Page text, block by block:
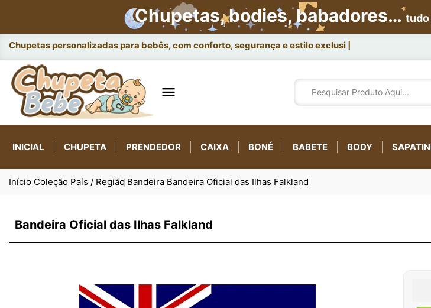
Chupetas, bodies, babadores…tudo
Chupetas personalizadas para bebês, com conforto, segurança e estilo exclusivo.

INICIAL CHUPETA PRENDEDOR CAIXA BONÉ BABETE BODY
Início Coleção País / Região Bandeira Bandeira Oficial das Ilhas Falkland
Bandeira Oficial das Ilhas Falkland